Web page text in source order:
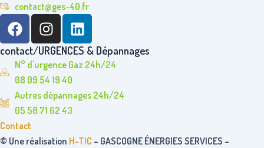
contact@ges-40.fr
F
a
c
e
b
o
o
k
I
n
s
t
a
g
r
m
L
i
n
k
d
contact/URGENCES & Dépannages
N° d'urgence Gaz 24h/24
08 09 54 19 40
Autres dépannages 24h/24
05 58 71 62 43
Contact
© Une réalisation H-TIC – GASCOGNE ÉNERGIES SERVICES –